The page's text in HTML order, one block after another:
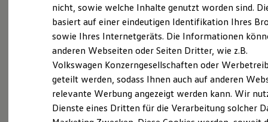
Nachhaltigkeit
Technologie
Kosten und Kauf
Verbrauchskosten
Kaufoptionen
E-Auto-Förderung
Software und Konnektivität
Die ID. Software 6
ID. Software Versionen und Updates
Digitale Extras
Schnittstellen zu Ihrem ID.
Leistungsversprechen.
Rundum sicher: der 360°Gebrauchtwagen-
Bevor ein VolkswagenZertifizierter
Gebrauchtwagenan unsere Kunden
übergeben wird, prüfen wir den Zustand
nicht, sowie welche Inhalte genutzt worden sind.
basiert auf einer eindeutigen Identifikation Ihres
sowie Ihres Internetgeräts. Die Informationen
anderen Webseiten oder Seiten Dritter, wie z.B.
Volkswagen Konzerngesellschaften oder
geteilt werden, sodass Ihnen auch auf anderen
relevante Werbung angezeigt werden kann. Wir
Dienste eines Dritten für die Verarbeitung solcher